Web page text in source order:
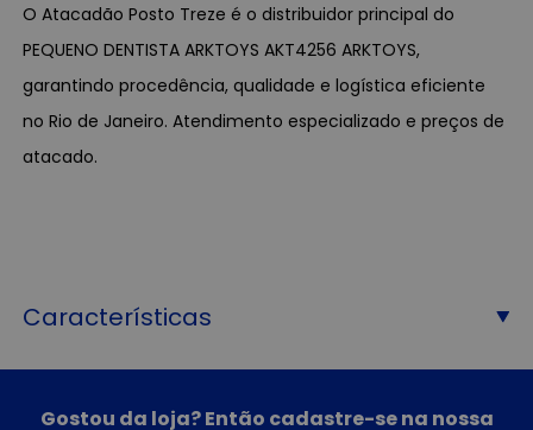
O Atacadão Posto Treze é o distribuidor principal do
PEQUENO DENTISTA ARKTOYS AKT4256 ARKTOYS,
garantindo procedência, qualidade e logística eficiente
no Rio de Janeiro. Atendimento especializado e preços de
atacado.
Características
Gostou da loja? Então cadastre-se na nossa